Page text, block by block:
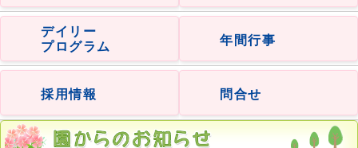
デイリー
プログラム
年間行事
採用情報 問合せ